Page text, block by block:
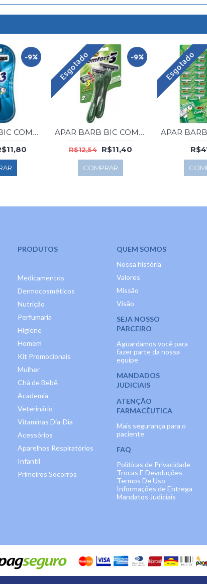
-9%
APAR BARB BIC COMFORT 3 NORMAL 2 UNID
-9%
Esgotado
APAR BARB BIC COMFORT 3 SENSIVEL 2 UNID
R$12,54 R$11,40
COMPRAR
Esgotado
PRODUTOS
Medicamentos
Dermocosméticos
Nutrição
Perfumaria
Higiene
Homem
Kit Promocionais
Mulher
Chá de Bebê
Academia
Veterinário
Vitaminas Dia-Dia
Acessórios
Aparelhos Respiratórios
Infantil
Primeiros Socorros
QUEM SOMOS
Nossa história
Valores
Missão
Visão
SEJA NOSSO
PARCEIRO
Aguardamos você para
fazer parte da nossa
equipe
MANDADOS
JUDICIAIS
ATENÇÃO
FARMACÊUTICA
Mais segurança para o
paciente
FAQ
Políticas de Privacidade
Trocas E Devoluções
Termos De Uso
Informações de Entrega
Mandatos Judiciais